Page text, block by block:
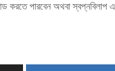
পারবেন অথবা স্বপ্নবিলাপ এ